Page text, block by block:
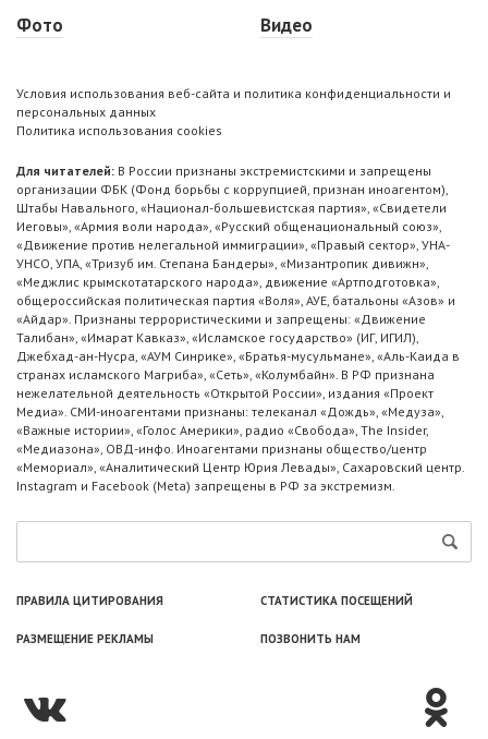
Фото
Видео
Условия использования веб-сайта и политика конфиденциальности и
персональных данных
Политика использования cookies
Для читателей: В России признаны экстремистскими и запрещены
организации ФБК (Фонд борьбы с коррупцией, признан иноагентом),
Штабы Навального, «Национал-большевистская партия», «Свидетели
Иеговы», «Армия воли народа», «Русский общенациональный союз»,
«Движение против нелегальной иммиграции», «Правый сектор», УНА-
УНСО, УПА, «Тризуб им. Степана Бандеры», «Мизантропик дивижн»,
«Меджлис крымскотатарского народа», движение «Артподготовка»,
общероссийская политическая партия «Воля», АУЕ, батальоны «Азов» и
«Айдар». Признаны террористическими и запрещены: «Движение
Талибан», «Имарат Кавказ», «Исламское государство» (ИГ, ИГИЛ),
Джебхад-ан-Нусра, «АУМ Синрике», «Братья-мусульмане», «Аль-Каида в
странах исламского Магриба», «Сеть», «Колумбайн». В РФ признана
нежелательной деятельность «Открытой России», издания «Проект
Медиа». СМИ-иноагентами признаны: телеканал «Дождь», «Медуза»,
«Важные истории», «Голос Америки», радио «Свобода», The Insider,
«Медиазона», ОВД-инфо. Иноагентами признаны общество/центр
«Мемориал», «Аналитический Центр Юрия Левады», Сахаровский центр.
Instagram и Facebook (Metа) запрещены в РФ за экстремизм.
ПРАВИЛА ЦИТИРОВАНИЯ СТАТИСТИКА ПОСЕЩЕНИЙ
РАЗМЕЩЕНИЕ РЕКЛАМЫ ПОЗВОНИТЬ НАМ